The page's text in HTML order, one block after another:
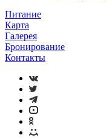
Питание
Карта
Галерея
Бронирование
Контакты